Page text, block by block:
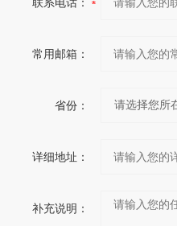
常用邮箱：
省份：
详细地址：
补充说明：